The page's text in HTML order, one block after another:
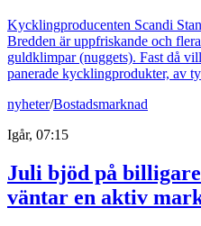
Kycklingproducenten Scandi
Bredden är uppfriskande och
guldklimpar (nuggets). Fast då
panerade kycklingprodukter, av
nyheter/Bostadsmarknad
Igår, 07:15
Juli bjöd på
väntar en aktiv